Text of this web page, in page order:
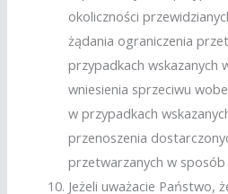
okoliczności
żądania ograniczenia
przypadkach wskazanych
wniesienia sprzeciwu
w przypadkach
przenoszenia
przetwarzanych w
Jeżeli uważacie Państwo,